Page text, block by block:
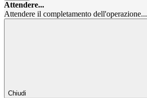
Attendere...
Attendere il completamento dell'operazione...
Chiudi